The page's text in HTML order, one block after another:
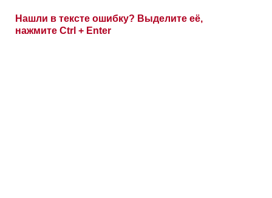
Нашли в тексте ошибку? Выделите её,
нажмите Ctrl + Enter